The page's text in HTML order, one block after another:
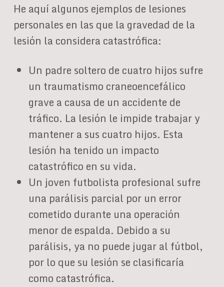
He aquí algunos ejemplos de lesiones
personales en las que la gravedad de la
lesión la considera catastrófica:
Un padre soltero de cuatro hijos sufre
un traumatismo craneoencefálico
grave a causa de un accidente de
tráfico. La lesión le impide trabajar y
mantener a sus cuatro hijos. Esta
lesión ha tenido un impacto
catastrófico en su vida.
Un joven futbolista profesional sufre
una parálisis parcial por un error
cometido durante una operación
menor de espalda. Debido a su
parálisis, ya no puede jugar al fútbol,
por lo que su lesión se clasificaría
como catastrófica.